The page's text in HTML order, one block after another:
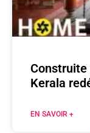
Kerala
EN SAVOIR +